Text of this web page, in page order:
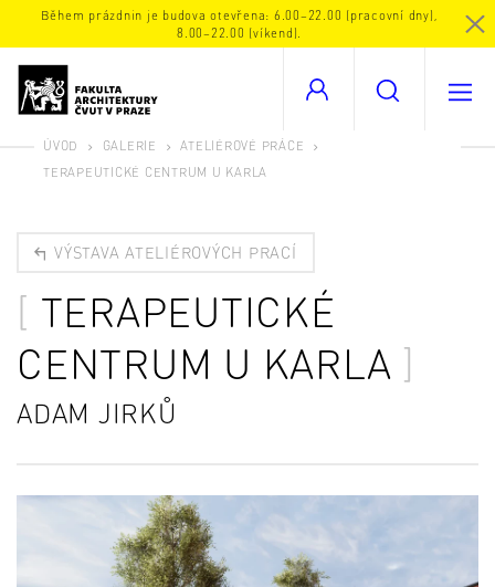
Během prázdnin je budova otevřena: 6.00–22.00 (pracovní dny),
8.00–22.00 (víkend).
ÚVOD GALERIE
ATELIÉROVÉ PRÁCE
TERAPEUTICKÉ CENTRUM U KARLA
VÝSTAVA ATELIÉROVÝCH PRACÍ
TERAPEUTICKÉ
CENTRUM U KARLA
ADAM JIRKŮ